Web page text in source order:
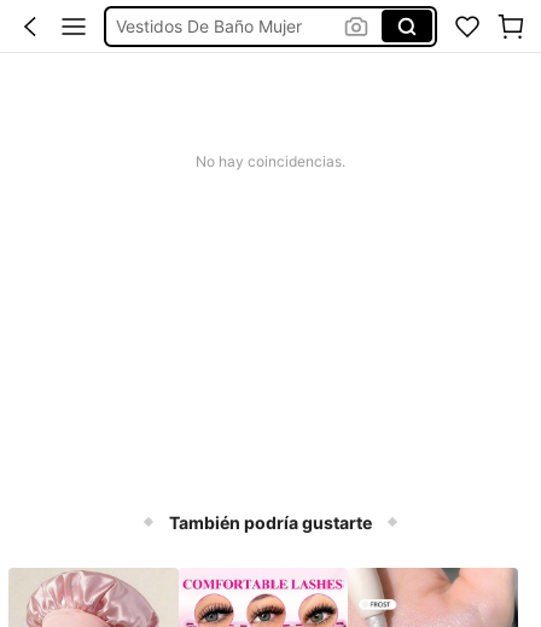
Vestidos De Baño Mujer
No hay coincidencias.
También podría gustarte